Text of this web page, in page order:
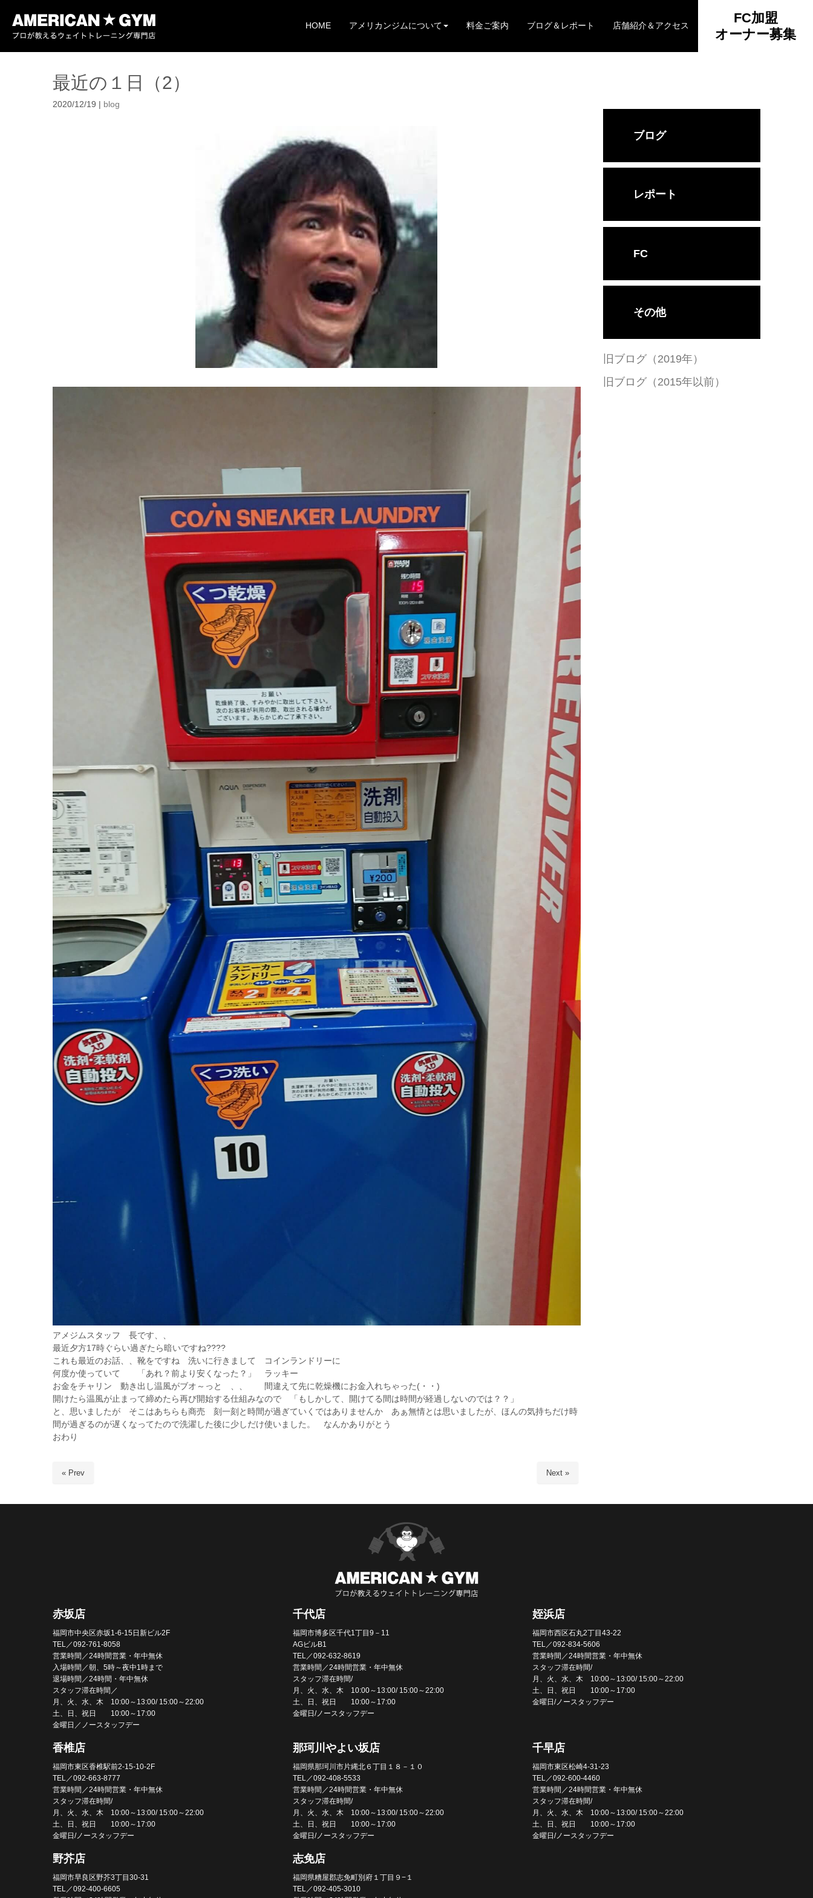
HOME アメリカンジムについて 料金ご案内 ブログ＆レポート 店舗紹介＆アクセス
FC加盟
オーナー募集
最近の１日（2）
2020/12/19 blog
アメジムスタッフ 長です、、
最近夕方17時ぐらい過ぎたら暗いですね????
これも最近のお話、、靴をですね 洗いに行きまして コインランドリーに
何度か使っていて 「あれ？前より安くなった？」 ラッキー
お金をチャリン 動き出し温風がブオ～っと 、、 間違えて先に乾燥機にお金入れちゃった(・・)
開けたら温風が止まって締めたら再び開始する仕組みなので 「もしかして、開けてる間は時間が経過しないのでは？？」
と、思いましたが そこはあちらも商売 刻一刻と時間が過ぎていくではありませんか あぁ無情とは思いましたが、ほんの気持ちだけ時
間が過ぎるのが遅くなってたので洗濯した後に少しだけ使いました。 なんかありがとう
おわり
« Prev Next »
ブログ
レポート
FC
その他
旧ブログ（2019年）
旧ブログ（2015年以前）
赤坂店
福岡市中央区赤坂1-6-15日新ビル2F
TEL／092-761-8058
営業時間／24時間営業・年中無休
入場時間／朝、5時～夜中1時まで
退場時間／24時間・年中無休
スタッフ滞在時間／
月、火、水、木 10:00～13:00/ 15:00～22:00
土、日、祝日 10:00～17:00
金曜日／ノースタッフデー
千代店
福岡市博多区千代1丁目9－11
AGビルB1
TEL／092-632-8619
営業時間／24時間営業・年中無休
スタッフ滞在時間/
月、火、水、木 10:00～13:00/ 15:00～22:00
土、日、祝日 10:00～17:00
金曜日/ノースタッフデー
姪浜店
福岡市西区石丸2丁目43-22
TEL／092-834-5606
営業時間／24時間営業・年中無休
スタッフ滞在時間/
月、火、水、木 10:00～13:00/ 15:00～22:00
土、日、祝日 10:00～17:00
金曜日/ノースタッフデー
香椎店
福岡市東区香椎駅前2-15-10-2F
TEL／092-663-8777
営業時間／24時間営業・年中無休
スタッフ滞在時間/
月、火、水、木 10:00～13:00/ 15:00～22:00
土、日、祝日 10:00～17:00
金曜日/ノースタッフデー
那珂川やよい坂店
福岡県那珂川市片縄北６丁目１８－１０
TEL／092-408-5533
営業時間／24時間営業・年中無休
スタッフ滞在時間/
月、火、水、木 10:00～13:00/ 15:00～22:00
土、日、祝日 10:00～17:00
金曜日/ノースタッフデー
千早店
福岡市東区松崎4-31-23
TEL／092-600-4460
営業時間／24時間営業・年中無休
スタッフ滞在時間/
月、火、水、木 10:00～13:00/ 15:00～22:00
土、日、祝日 10:00～17:00
金曜日/ノースタッフデー
野芥店
福岡市早良区野芥3丁目30-31
TEL／092-400-6605
志免店
福岡県糟屋郡志免町別府１丁目９−１
TEL／092-405-3010